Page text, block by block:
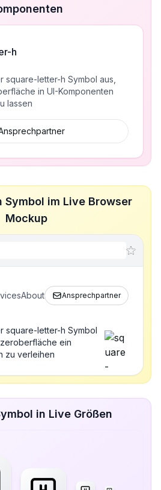
h
square-letter-h Symbol aus,
in UI-Komponenten
lassen
im Live Browser
Mockup
About Ansprechpartner
square-letter-h Symbol
ein
zu verleihen
in Live Größen